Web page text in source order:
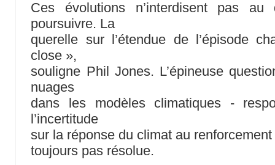
Ces évolutions n’interdisent pas
poursuivre. La
querelle sur l’étendue de l’épisode
close »,
souligne Phil Jones. L’épineuse
nuages
dans les modèles climatiques -
l’incertitude
sur la réponse du climat au renforcement
toujours pas résolue.